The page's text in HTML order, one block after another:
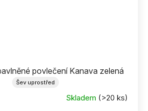
povlečení Kanava zelená
Šev uprostřed
Skladem (>20 ks)